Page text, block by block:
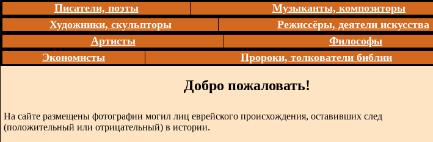
Писатели, поэты
Музыканты, композиторы
Художники, скульпторы
Режиссёры, деятели искусства
Артисты
Философы
Экономисты
Пророки, толкователи библии
Добро пожаловать!
На сайте размещены фотографии могил лиц еврейского происхождения, оставивших след
(положительный или отрицательный) в истории.